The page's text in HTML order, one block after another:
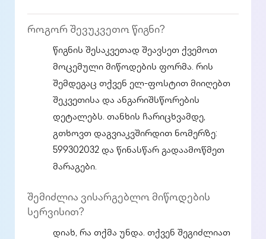
როგორ შევუკვეთო წიგნი?
წიგნის შესაკვეთად შეავსეთ ქვემოთ
მოცემული მიწოდების ფორმა. რის
შემდეგაც თქვენ ელ-ფოსტით მიიღებთ
შეკვეთისა და ანგარიშსწორების
დეტალებს. თანხის ჩარიცხვამდე,
გთხოვთ დაგვიაკვშირდით ნომერზე:
599302032 და წინასწარ გადაამოწმეთ
მარაგები.
შემიძლია ვისარგებლო მიწოდების
სერვისით?
დიახ, რა თქმა უნდა. თქვენ შეგიძლიათ